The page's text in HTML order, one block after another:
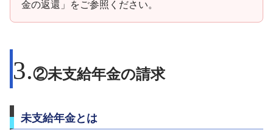
金の返還」をご参照ください。
②未支給年金の請求
未支給年金とは